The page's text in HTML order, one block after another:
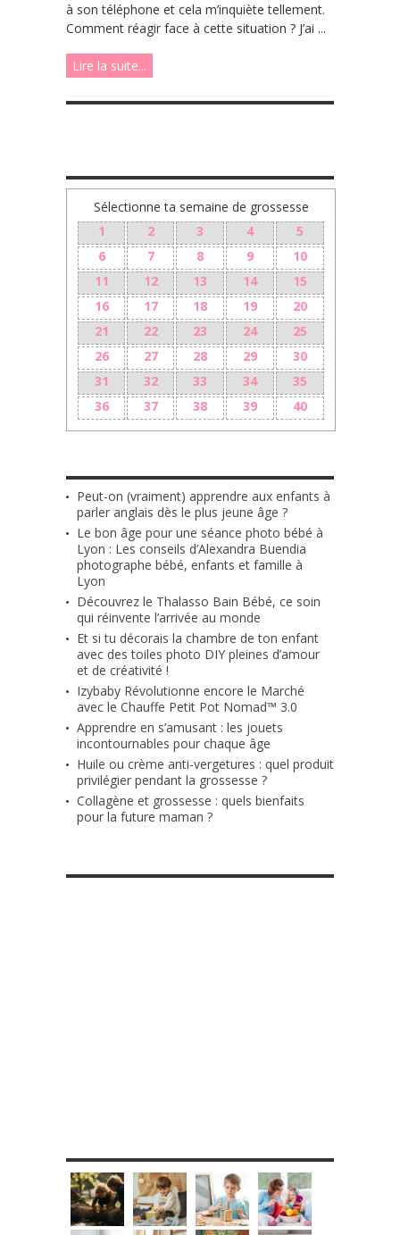
à son téléphone et cela m’inquiète tellement.
Comment réagir face à cette situation ? J’ai ...
Lire la suite...
Sélectionne ta semaine de grossesse
1
2 3 4
5
6
7 8 9
10
11
12 13 14
15
16
17 18 19
20
21
22 23 24
25
26
27 28 29
30
31
32 33 34
35
36
37 38 39 40
Peut-on (vraiment) apprendre aux enfants à
parler anglais dès le plus jeune âge ?
Le bon âge pour une séance photo bébé à
Lyon : Les conseils d’Alexandra Buendia
photographe bébé, enfants et famille à
Lyon
Découvrez le Thalasso Bain Bébé, ce soin
qui réinvente l’arrivée au monde
Et si tu décorais la chambre de ton enfant
avec des toiles photo DIY pleines d’amour
et de créativité !
Izybaby Révolutionne encore le Marché
avec le Chauffe Petit Pot Nomad™ 3.0
Apprendre en s’amusant : les jouets
incontournables pour chaque âge
Huile ou crème anti-vergetures : quel produit
privilégier pendant la grossesse ?
Collagène et grossesse : quels bienfaits
pour la future maman ?